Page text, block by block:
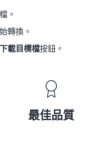
。
轉換。
下載目標檔按鈕。
最佳品質